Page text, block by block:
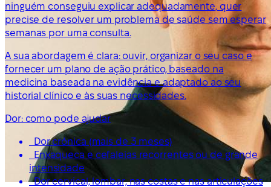
ninguém conseguiu explicar adequadamente, quer
precise de resolver um problema de saúde sem esperar
semanas por uma consulta.
A sua abordagem é clara: ouvir, organizar o seu caso e
fornecer um plano de ação prático, baseado na
medicina baseada na evidência e adaptado ao seu
historial clínico e às suas necessidades.
Dor: como pode ajudar
Dor crónica (mais de 3 meses)
Enxaqueca e cefaleias recorrentes ou de grande
intensidade
Dor cervical, lombar, nas costas e nas articulações